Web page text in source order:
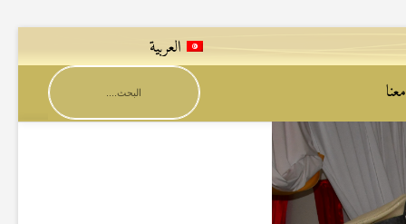
العربية